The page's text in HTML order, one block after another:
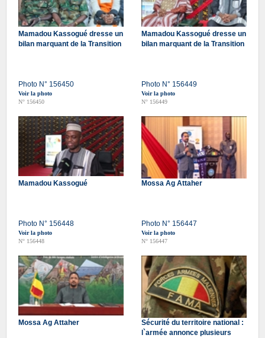
Mamadou Kassogué dresse un
bilan marquant de la Transition
Photo N° 156450
Voir la photo
N° 156450
Mamadou Kassogué dresse un
bilan marquant de la Transition
Photo N° 156449
Voir la photo
N° 156449
Mamadou Kassogué
Photo N° 156448
Voir la photo
N° 156448
Mossa Ag Attaher
Photo N° 156447
Voir la photo
N° 156447
Mossa Ag Attaher
Sécurité du territoire national :
l`armée annonce plusieurs